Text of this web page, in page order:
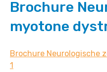
Brochure
myotone
Brochure Neurologische
1